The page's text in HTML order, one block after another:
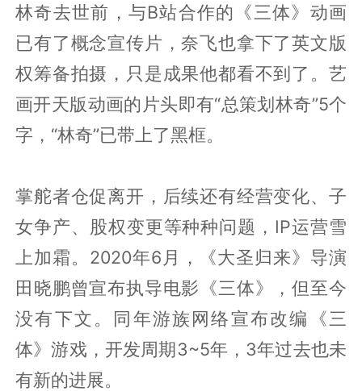
林奇去世前，与B站合作的《三体》动画
已有了概念宣传片，奈飞也拿下了英文版
权筹备拍摄，只是成果他都看不到了。艺
画开天版动画的片头即有“总策划林奇”5个
字，“林奇”已带上了黑框。
掌舵者仓促离开，后续还有经营变化、子
女争产、股权变更等种种问题，IP运营雪
上加霜。2020年6月，《大圣归来》导演
田晓鹏曾宣布执导电影《三体》，但至今
没有下文。同年游族网络宣布改编《三
体》游戏，开发周期3~5年，3年过去也未
有新的进展。